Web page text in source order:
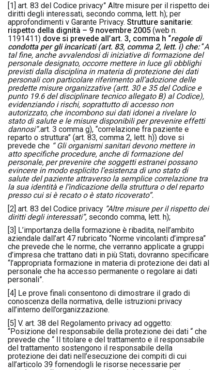
[1] art. 83 del Codice privacy” Altre misure per il rispetto dei
diritti degli interessati, secondo comma, lett. h); per
approfondimenti v Garante Privacy. Strutture sanitarie:
rispetto della dignità – 9 novembre 2005(web n.
1191411)dove si prevede all’art. 3, comma h “regole di
condotta per gli incaricati (art. 83, comma 2, lett. i)che:“A
tal fine, anche avvalendosi di iniziative di formazione del
personale designato, occorre mettere in luce gli obblighi
previsti dalla disciplina in materia di protezione dei dati
personali con particolare riferimento all’adozione delle
predette misure organizzative (artt. 30 e 35 del Codice e
punto 19.6 del disciplinare tecnico allegato B) al Codice),
evidenziando i rischi, soprattutto di accesso non
autorizzato, che incombono sui dati idonei a rivelare lo
stato di salute e le misure disponibili per prevenire effetti
dannosi”.art. 3 comma g), “correlazione fra paziente e
reparto o struttura” (art. 83, comma 2, lett. h)) dove si
prevede che “ Gli organismi sanitari devono mettere in
atto specifiche procedure, anche di formazione del
personale, per prevenire che soggetti estranei possano
evincere in modo esplicito l’esistenza di uno stato di
salute del paziente attraverso la semplice correlazione tra
la sua identità e l’indicazione della struttura o del reparto
presso cui si è recato o è stato ricoverato”.
[2] art. 83 del Codice privacy ”Altre misure per il rispetto dei
diritti degli interessati”,secondo comma, lett. h);
[3]
L’importanza della formazione è ribadita, nell’ambito
aziendale dall’art 47 rubricato “Norme vincolanti d’impresa”
che prevede che le norme, che verranno applicate a gruppi
d’impresa che trattano dati in più Stati, dovranno specificare
“l’appropriata formazione in materia di protezione dei dati al
personale che ha accesso permanente o regolare ai dati
personali”.
[4] Le prove finali consentono di dimostrare il grado di
conoscenza della normativa, delle istruzioni privacy
all’interno dell’organizzazione.
[5] V. art. 38 del Regolamento privacy ad oggetto:
“Posizione del responsabile della protezione dei dati “ che
prevede che “ Il titolare e del trattamento e il responsabile
del trattamento sostengono il responsabile della
protezione dei dati nell’esecuzione dei compiti di cui
all’articolo 39 fornendogli le risorse necessarie per